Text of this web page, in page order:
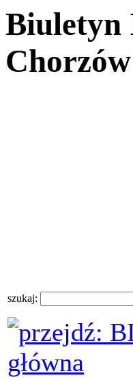
Biuletyn
Chorzów
szukaj: